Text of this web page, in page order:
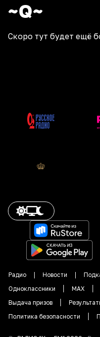
~Q~
Скоро тут будет ещё
Радио Новости
Одноклассники
MAX
Выдача призов
Политика безопасности